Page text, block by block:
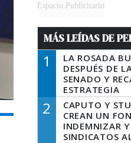
Espacio Publicitario
MÁS LEÍDAS DE
1
LA ROSADA
DESPUÉS DE
SENADO Y
ESTRATEGIA
2
CAPUTO Y
CREAN UN
INDEMNIZAR Y
SINDICATOS